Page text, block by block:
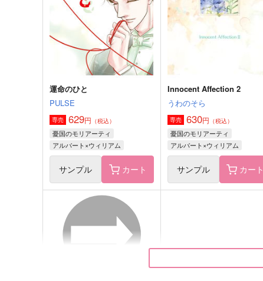
サンプル 作品詳細 サンプル 作品詳細
Memory Lane
1,965円
シャーロック×ウィリアム
サンプル 作品詳細
運命のひと
PULSE
専売 629円 （税込）
憂国のモリアーティ
アルバート×ウィリアム
サンプル カート
Innocent Affection 2
うわのそら
専売 630円 （税込）
憂国のモリアーティ
アルバート×ウィリアム
サンプル カート